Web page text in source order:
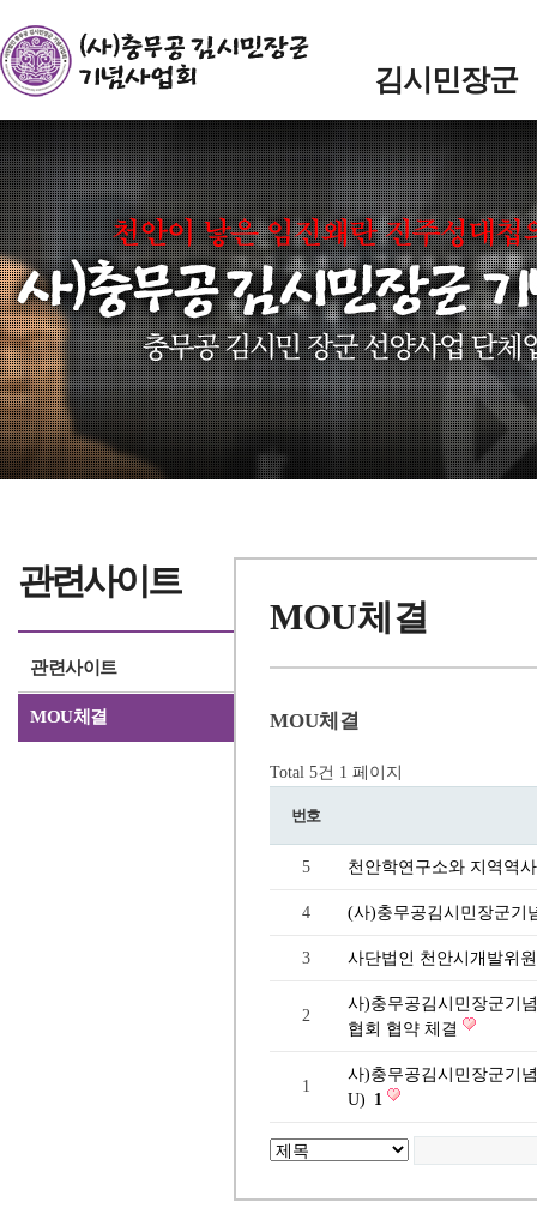
김시민장군
관련사이트
관련사이트
MOU체결
MOU체결
MOU체결
Total 5건 1 페이지
번호
5 천안학연구소와 지역역
4 (사)충무공김시민장군기
3 사단법인 천안시개발위
2
사)충무공김시민장군기
협회 협약 체결
1
사)충무공김시민장군기
U) 1